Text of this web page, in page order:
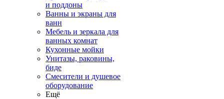
и поддоны
Ванны и экраны для
ванн
Мебель и зеркала для
ванных комнат
Кухонные мойки
Унитазы, раковины,
биде
Смесители и душевое
оборудование
Ещё